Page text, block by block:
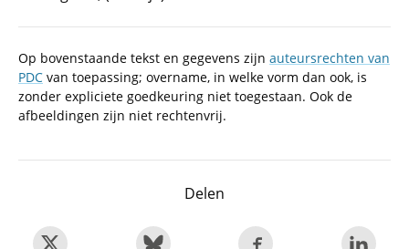
Op bovenstaande tekst en gegevens zijn auteursrechten van
PDC van toepassing; overname, in welke vorm dan ook, is
zonder expliciete goedkeuring niet toegestaan. Ook de
afbeeldingen zijn niet rechtenvrij.
Delen